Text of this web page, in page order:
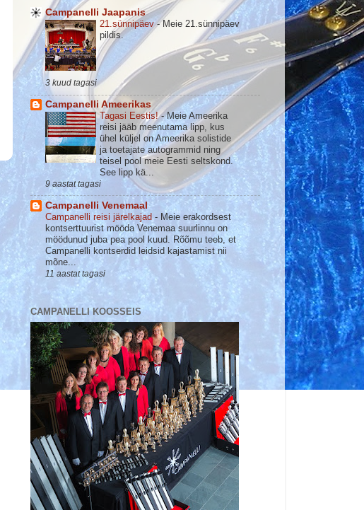
Campanelli Jaapanis
21.sünnipäev-Meie 21.sünnipäev
pildis.
3 kuud tagasi
Campanelli Ameerikas
Tagasi Eestis!-Meie Ameerika
reisi jääb meenutama lipp, kus
ühel küljel on Ameerika solistide
ja toetajate autogrammid ning
teisel pool meie Eesti seltskond.
See lipp kä...
9 aastat tagasi
Campanelli Venemaal
Campanelli reisi järelkajad- Meie erakordsest
kontserttuurist mööda Venemaa suurlinnu on
möödunud juba pea pool kuud. Rõõmu teeb, et
Campanelli kontserdid leidsid kajastamist nii
mõne...
11 aastat tagasi
CAMPANELLI KOOSSEIS